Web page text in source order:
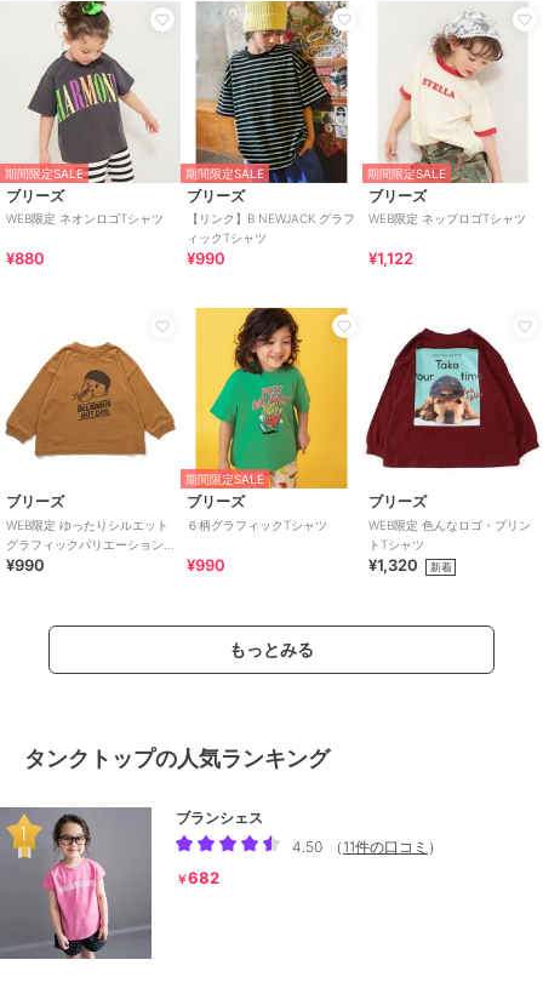
期間限定SALE
ブリーズ
WEB限定 ネオンロゴTシャツ
¥880
期間限定SALE
ブリーズ
【リンク】B NEWJACK グラフ
ィックTシャツ
¥990
期間限定SALE
ブリーズ
WEB限定 ネップロゴTシャツ
¥1,122
ブリーズ
WEB限定 ゆったりシルエット
グラフィックバリエーションT
シャツ
¥990
期間限定SALE
ブリーズ
６柄グラフィックTシャツ
¥990
ブリーズ
WEB限定 色んなロゴ・プリン
トTシャツ
¥1,320 新着
もっとみる
タンクトップの人気ランキング
ブランシェス
4.50
（ 11件の口コミ ）
￥682